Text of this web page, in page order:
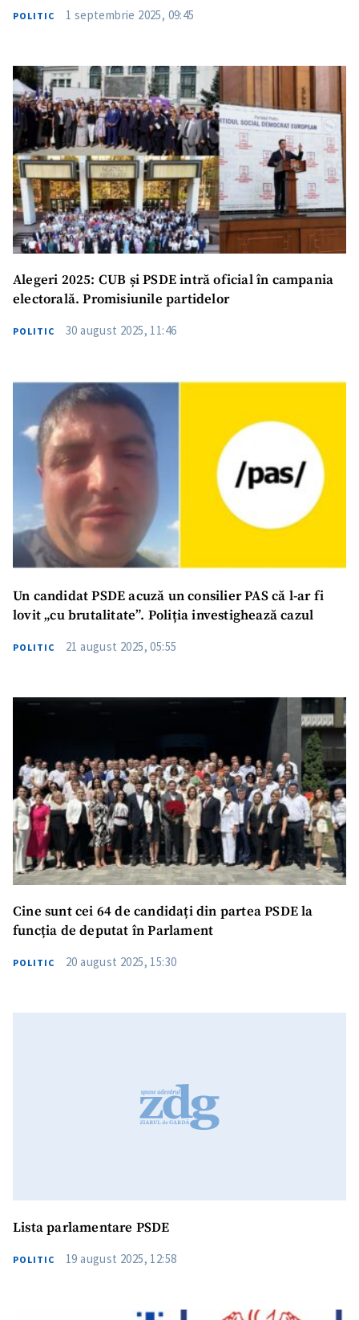
Trimite o informație
Despre ZdG
in English
на русском
POLITIC 1 septembrie 2025, 09:45
Alegeri 2025: CUB și PSDE intră oficial în campania
electorală. Promisiunile partidelor
POLITIC 30 august 2025, 11:46
Un candidat PSDE acuză un consilier PAS că l-ar fi
lovit „cu brutalitate”. Poliția investighează cazul
POLITIC 21 august 2025, 05:55
Cine sunt cei 64 de candidați din partea PSDE la
funcția de deputat în Parlament
POLITIC 20 august 2025, 15:30
Lista parlamentare PSDE
POLITIC 19 august 2025, 12:58